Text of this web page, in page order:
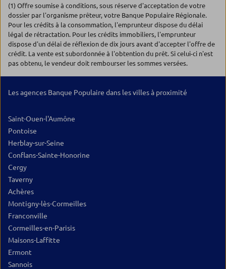
(1) Offre soumise à conditions, sous réserve d'acceptation de votre
dossier par l'organisme prêteur, votre Banque Populaire Régionale.
Pour les crédits à la consommation, l'emprunteur dispose du délai
légal de rétractation. Pour les crédits immobiliers, l'emprunteur
dispose d'un délai de réflexion de dix jours avant d'accepter l'offre de
crédit. La vente est subordonnée à l'obtention du prêt. Si celui-ci n'est
pas obtenu, le vendeur doit rembourser les sommes versées.
Les agences Banque Populaire dans les villes à proximité
Saint-Ouen-l'Aumône
Pontoise
Herblay-sur-Seine
Conflans-Sainte-Honorine
Cergy
Taverny
Achères
Montigny-lès-Cormeilles
Franconville
Cormeilles-en-Parisis
Maisons-Laffitte
Ermont
Sannois